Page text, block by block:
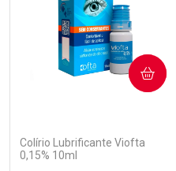
Colírio Lubrificante Viofta
0,15% 10ml
COMPRAR